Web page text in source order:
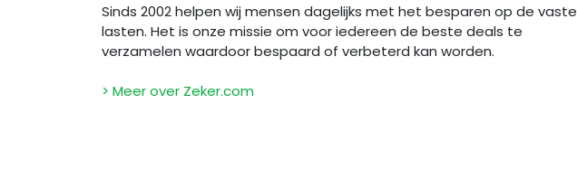
Sinds 2002 helpen wij mensen dagelijks met het besparen op de vaste
lasten. Het is onze missie om voor iedereen de beste deals te
verzamelen waardoor bespaard of verbeterd kan worden.
> Meer over Zeker.com